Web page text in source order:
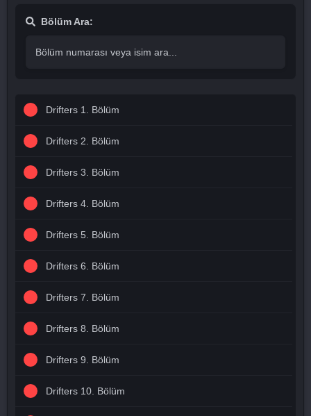
Bölüm Ara:
Drifters 1. Bölüm
Drifters 2. Bölüm
Drifters 3. Bölüm
Drifters 4. Bölüm
Drifters 5. Bölüm
Drifters 6. Bölüm
Drifters 7. Bölüm
Drifters 8. Bölüm
Drifters 9. Bölüm
Drifters 10. Bölüm